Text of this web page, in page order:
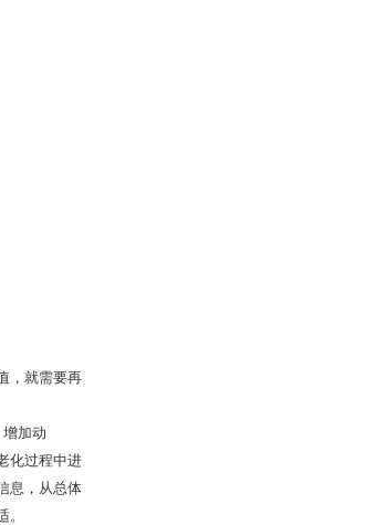
，就需要再
加动
化过程中进
息，从总体